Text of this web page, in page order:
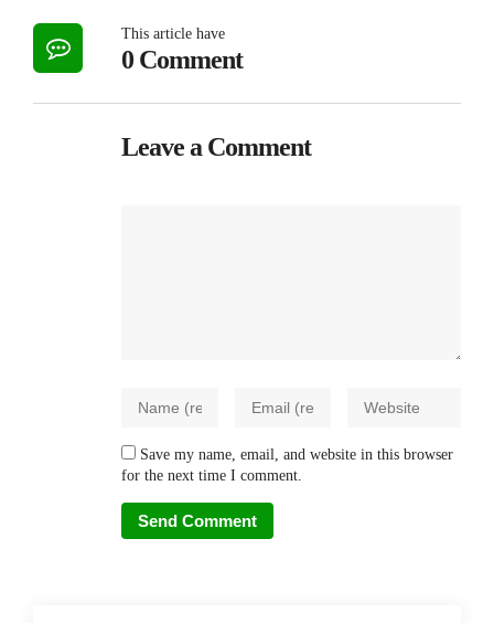
This article have
0 Comment
Leave a Comment
Save my name, email, and website in this browser
for the next time I comment.